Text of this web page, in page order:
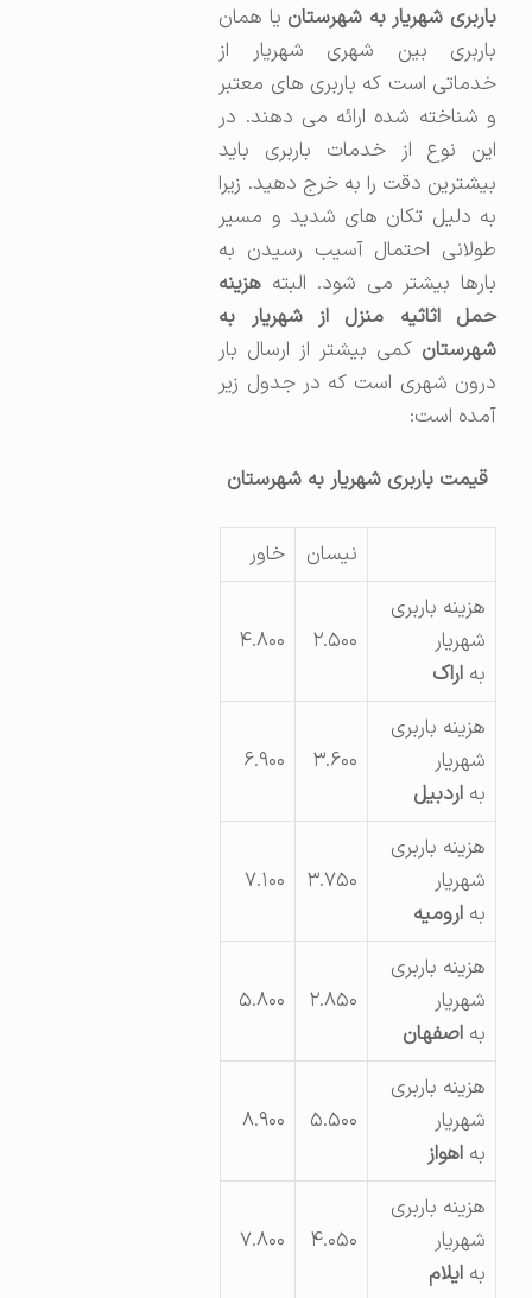
باربری شهریار به شهرستانیا همان
باربری بین شهری شهریار از
خدماتی است که باربری های معتبر
و شناخته شده ارائه می دهند. در
این نوع از خدمات باربری باید
بیشترین دقت را به خرج دهید. زیرا
به دلیل تکان های شدید و مسیر
طولانی احتمال آسیب رسیدن به
بارها بیشتر می شود. البتههزینه
حمل اثاثیه منزل از شهریار به
شهرستانکمی بیشتر از ارسال بار
درون شهری است که در جدول زیر
آمده است:
قیمت باربری شهریار به شهرستان
نیسان
خاور
هزینه باربری
شهریار
اراک
۲.۵۰۰ ۴.۸۰۰
هزینه باربری
شهریار
اردبیل
۳.۶۰۰ ۶.۹۰۰
هزینه باربری
شهریار
ارومیه
۳.۷۵۰ ۷.۱۰۰
هزینه باربری
شهریار
اصفهان
۲.۸۵۰ ۵.۸۰۰
هزینه باربری
شهریار
اهواز
۵.۵۰۰ ۸.۹۰۰
هزینه باربری
شهریار
ایلام
۴.۰۵۰ ۷.۸۰۰